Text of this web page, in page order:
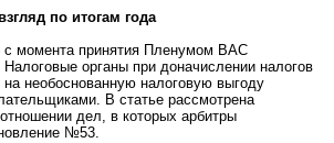
по итогам года
момента принятия Пленумом ВАС
органы при доначислении налогов
необоснованную налоговую выгоду
В статье рассмотрена
дел, в которых арбитры
№53.